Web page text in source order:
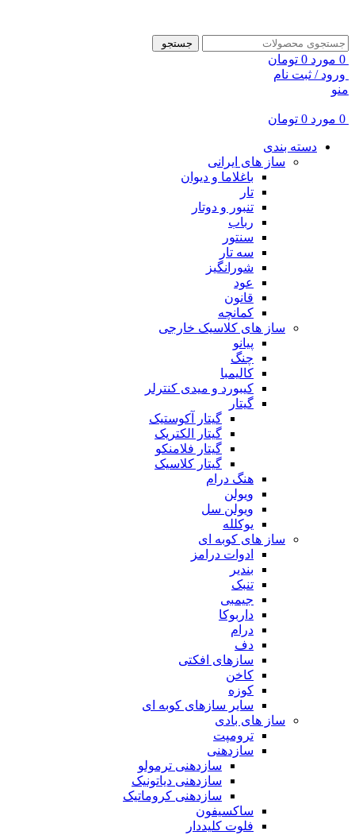
جستجو
0 مورد 0 تومان
ورود / ثبت نام
منو
0 مورد 0 تومان
دسته بندی
ساز های ایرانی
باغلاما و دیوان
تار
تنبور و دوتار
رباب
سنتور
سه تار
شورانگیز
عود
قانون
کمانچه
ساز های کلاسیک خارجی
پیانو
چنگ
کالیمبا
کیبورد و میدی کنترلر
گیتار
گیتار آکوستیک
گیتار الکتریک
گیتار فلامنکو
گیتار کلاسیک
هنگ درام
ویولن
ویولن سل
یوکلله
ساز های کوبه ای
ادوات درامز
بندیر
تنبک
جیمبی
داربوکا
درام
دف
سازهای افکتی
کاخن
کوزه
سایر سازهای کوبه ای
ساز های بادی
ترومپت
سازدهنی
سازدهنی ترمولو
سازدهنی دیاتونیک
سازدهنی کروماتیک
ساکسیفون
فلوت کلیددار